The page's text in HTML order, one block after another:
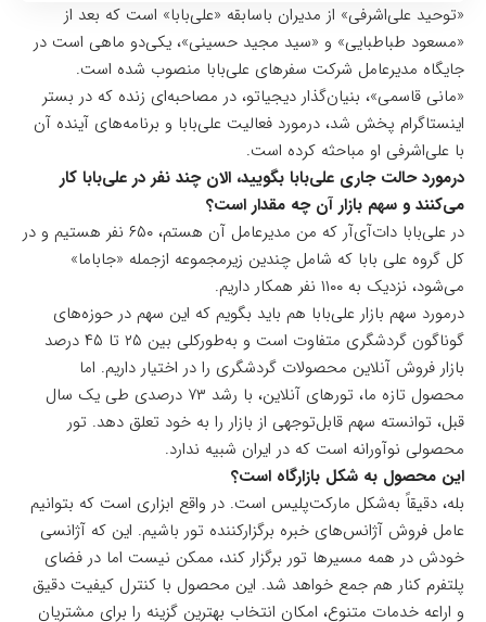
«توحید علی‌اشرفی» از مدیران باسابقه «علی‌بابا» است که بعد از
«مسعود طباطبایی» و «سید مجید حسینی»، یکی‌دو ماهی است در
جایگاه مدیرعامل شرکت سفرهای علی‌بابا منصوب شده است.
«مانی قاسمی»، بنیان‌گذار دیجیاتو، در مصاحبه‌ای زنده که در بستر
اینستاگرام پخش شد، درمورد فعالیت علی‌بابا و برنامه‌های آینده آن
با علی‌اشرفی او مباحثه کرده است.
درمورد حالت جاری علی‌بابا بگویید، الان چند نفر در علی‌بابا کار
می‌کنند و سهم بازار آن چه مقدار است؟
در علی‌بابا دات‌آی‌آر که من مدیرعامل آن هستم، ۶۵۰ نفر هستیم و در
کل گروه علی بابا که شامل چندین زیرمجموعه ازجمله «جاباما»
می‌شود، نزدیک به ۱۱۰۰ نفر همکار داریم.
درمورد سهم بازار علی‌بابا هم باید بگویم که این سهم در حوزه‌های
گوناگون گردشگری متفاوت است و به‌طورکلی بین ۲۵ تا ۴۵ درصد
بازار فروش آنلاین محصولات گردشگری را در اختیار داریم. اما
محصول تازه ما، تورهای آنلاین، با رشد ۷۳ درصدی طی یک سال
قبل، توانسته سهم قابل‌توجهی از بازار را به خود تعلق دهد. تور
محصولی نوآورانه است که در ایران شبیه ندارد.
این محصول به شکل بازارگاه است؟
بله، دقیقاً به‌شکل مارکت‌پلیس است. در واقع ابزاری است که بتوانیم
عامل فروش آژانس‌های خبره برگزارکننده تور باشیم. این که آژانسی
خودش در همه مسیرها تور برگزار کند، ممکن نیست اما در فضای
پلتفرم کنار هم جمع خواهد شد. این محصول با کنترل کیفیت دقیق
و اراعه خدمات متنوع، امکان انتخاب بهترین گزینه را برای مشتریان